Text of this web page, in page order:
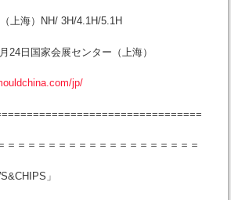
海）NH/ 3H/4.1H/5.1H
日国家会展センター（上海）
jp/
＝＝＝＝＝＝＝＝＝＝＝＝＝＝＝＝＝＝＝
」